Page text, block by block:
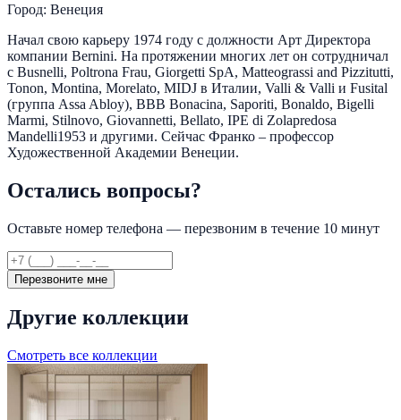
Город: Венеция
Начал свою карьеру 1974 году с должности Арт Директора
компании Bernini. На протяжении многих лет он сотрудничал
с Busnelli, Poltrona Frau, Giorgetti SpA, Matteograssi and Pizzitutti,
Tonon, Montina, Morelato, MIDJ в Италии, Valli & Valli и Fusital
(группа Assa Abloy), BBB Bonacina, Saporiti, Bonaldo, Bigelli
Marmi, Stilnovo, Giovannetti, Bellato, IPE di Zolapredosa
Mandelli1953 и другими. Сейчас Франко – профессор
Художественной Академии Венеции.
Остались вопросы?
Оставьте номер телефона — перезвоним в течение 10 минут
Перезвоните мне
Другие коллекции
Смотреть все коллекции